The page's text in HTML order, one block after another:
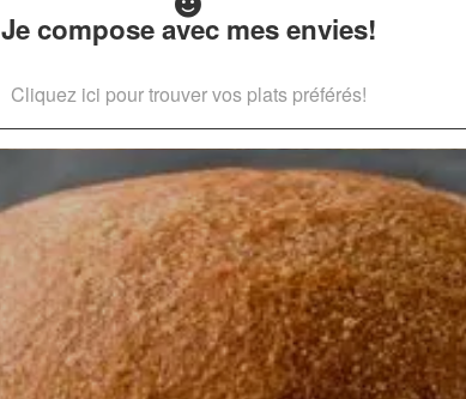
Je compose avec mes envies!
Cliquez ici pour trouver vos plats préférés!